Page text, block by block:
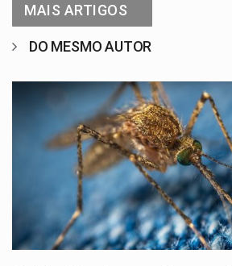
MAIS ARTIGOS
DO MESMO AUTOR